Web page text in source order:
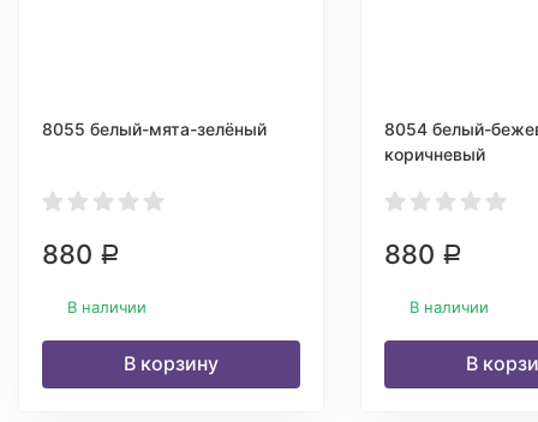
8055 белый-мята-зелёный
880 Р
В наличии
В корзину
8054 белый-
коричневый
880 Р
В наличии
В